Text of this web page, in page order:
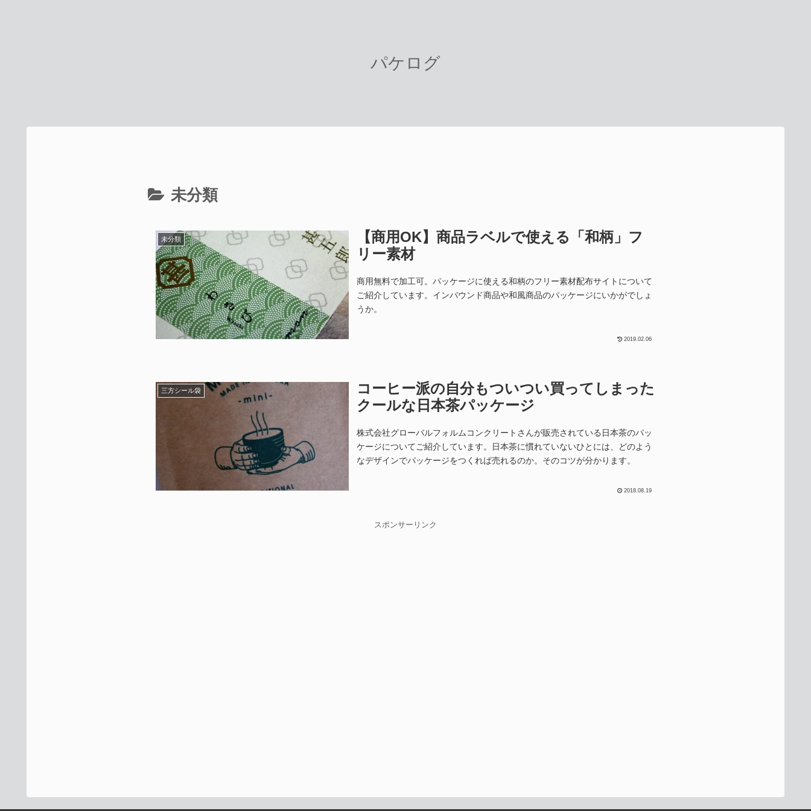
パケログ
未分類
未分類
【商用OK】商品ラベルで使える「和柄」フ
リー素材
商用無料で加工可。パッケージに使える和柄のフリー素材配布サイトについて
ご紹介しています。インバウンド商品や和風商品のパッケージにいかがでしょ
うか。
2019.02.06
三方シール袋
コーヒー派の自分もついつい買ってしまった
クールな日本茶パッケージ
株式会社グローバルフォルムコンクリートさんが販売されている日本茶のパッ
ケージについてご紹介しています。日本茶に慣れていないひとには、どのよう
なデザインでパッケージをつくれば売れるのか。そのコツが分かります。
2018.08.19
スポンサーリンク